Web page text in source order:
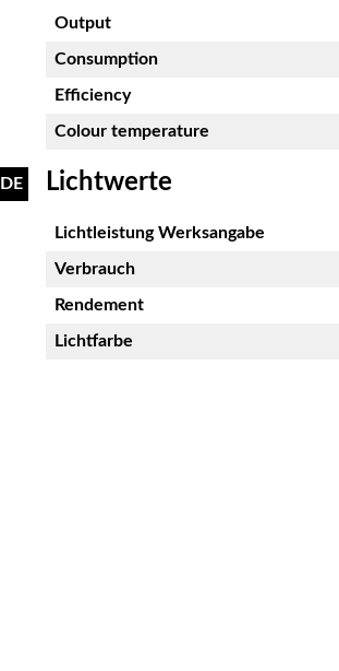
Output
Consumption
Efficiency
Colour temperature
DE Lichtwerte
Lichtleistung Werksangabe
Verbrauch
Rendement
Lichtfarbe